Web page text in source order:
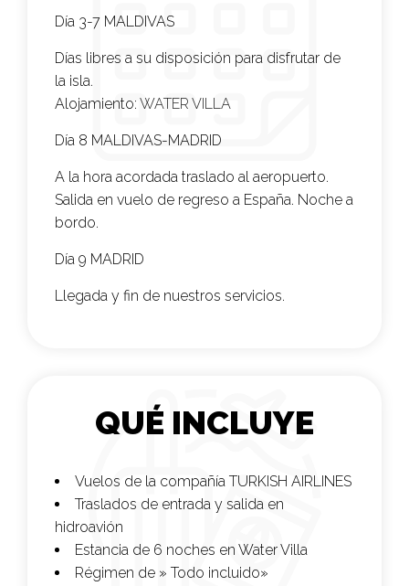
Día 3-7 MALDIVAS
Días libres a su disposición para disfrutar de
la isla.
Alojamiento: WATER VILLA
Día 8 MALDIVAS-MADRID
A la hora acordada traslado al aeropuerto.
Salida en vuelo de regreso a España. Noche a
bordo.
Día 9 MADRID
Llegada y fin de nuestros servicios.
QUÉ INCLUYE
Vuelos de la compañía TURKISH AIRLINES
Traslados de entrada y salida en
hidroavión
Estancia de 6 noches en Water Villa
Régimen de » Todo incluido»